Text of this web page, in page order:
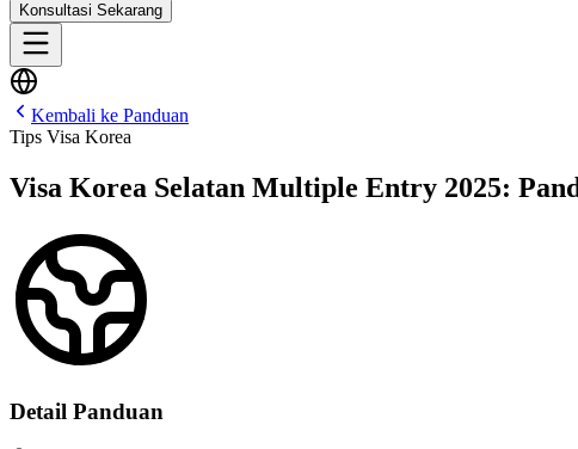
Konsultasi Sekarang
Kembali ke Panduan
Tips Visa Korea
Visa Korea Selatan Multiple Entry 2025:
Detail Panduan